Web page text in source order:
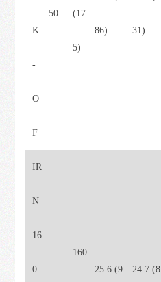
K
-
O
F
50 (17
5)
86) 31)
IR
N
16
0
160
25.6 (9 24.7 (8